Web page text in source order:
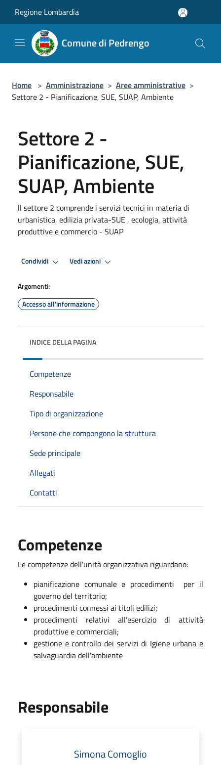
Regione Lombardia
Comune di Pedrengo
Home > Amministrazione > Aree amministrative >
Settore 2 - Pianificazione, SUE, SUAP, Ambiente
Settore 2 -
Pianificazione, SUE,
SUAP, Ambiente
ll settore 2 comprende i servizi tecnici in materia di
urbanistica, edilizia privata-SUE , ecologia, attività
produttive e commercio - SUAP
Condividi Vedi azioni
Argomenti:
Accesso all'informazione
INDICE DELLA PAGINA
Competenze
Responsabile
Tipo di organizzazione
Persone che compongono la struttura
Sede principale
Allegati
Contatti
Competenze
Le competenze dell'unità organizzativa riguardano:
pianificazione comunale e procedimenti per il
governo del territorio;
procedimenti connessi ai titoli edilizi;
procedimenti relativi all’esercizio di attività
produttive e commerciali;
gestione e controllo dei servizi di Igiene urbana e
salvaguardia dell'ambiente
Responsabile
Simona Comoglio